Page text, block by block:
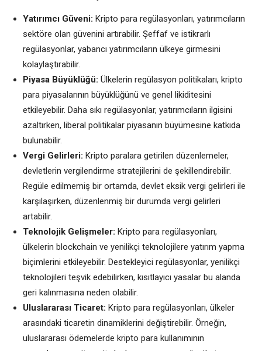
Yatırımcı Güveni: Kripto para regülasyonları, yatırımcıların
sektöre olan güvenini artırabilir. Şeffaf ve istikrarlı
regülasyonlar, yabancı yatırımcıların ülkeye girmesini
kolaylaştırabilir.
Piyasa Büyüklüğü: Ülkelerin regülasyon politikaları, kripto
para piyasalarının büyüklüğünü ve genel likiditesini
etkileyebilir. Daha sıkı regülasyonlar, yatırımcıların ilgisini
azaltırken, liberal politikalar piyasanın büyümesine katkıda
bulunabilir.
Vergi Gelirleri: Kripto paralara getirilen düzenlemeler,
devletlerin vergilendirme stratejilerini de şekillendirebilir.
Regüle edilmemiş bir ortamda, devlet eksik vergi gelirleri ile
karşılaşırken, düzenlenmiş bir durumda vergi gelirleri
artabilir.
Teknolojik Gelişmeler: Kripto para regülasyonları,
ülkelerin blockchain ve yenilikçi teknolojilere yatırım yapma
biçimlerini etkileyebilir. Destekleyici regülasyonlar, yenilikçi
teknolojileri teşvik edebilirken, kısıtlayıcı yasalar bu alanda
geri kalınmasına neden olabilir.
Uluslararası Ticaret: Kripto para regülasyonları, ülkeler
arasındaki ticaretin dinamiklerini değiştirebilir. Örneğin,
uluslararası ödemelerde kripto para kullanımının